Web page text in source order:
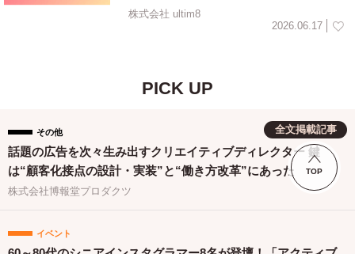
e」が正式ローンチ
株式会社 ultim8
2026.06.17
PICK UP
全文掲載記事
その他
話題の広告を次々生み出すクリエイティブディレクター 鍵
は“顧客化接点の設計・実装”と“働き方改革”にあった
株式会社博報堂プロダクツ
イベント
TOP